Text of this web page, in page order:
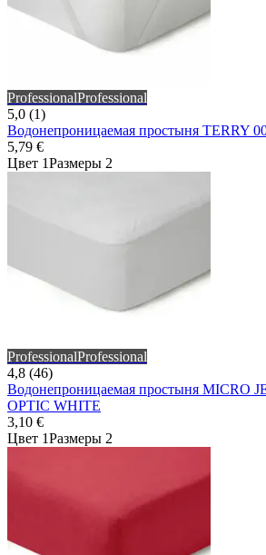
ProfessionalProfessional
5,0 (1)
Водонепроницаемая простыня TERRY
5,79 €
Цвет 1Размеры 2
ProfessionalProfessional
4,8 (46)
Водонепроницаемая простыня MICRO
OPTIC WHITE
3,10 €
Цвет 1Размеры 2